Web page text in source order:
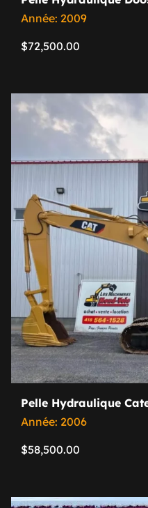
Année: 2009
$72,500.00
Pelle Hydraulique
Année: 2006
$58,500.00